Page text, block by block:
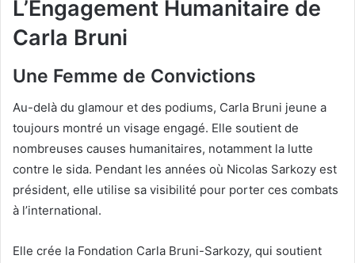
L’Engagement Humanitaire de
Carla Bruni
Une Femme de Convictions
Au-delà du glamour et des podiums, Carla Bruni jeune a
toujours montré un visage engagé. Elle soutient de
nombreuses causes humanitaires, notamment la lutte
contre le sida. Pendant les années où Nicolas Sarkozy est
président, elle utilise sa visibilité pour porter ces combats
à l’international.
Elle crée la Fondation Carla Bruni-Sarkozy, qui soutient